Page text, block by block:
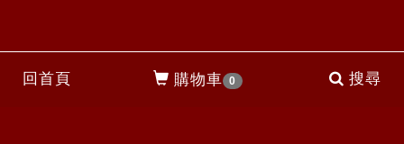
回首頁 購物車 0 搜尋